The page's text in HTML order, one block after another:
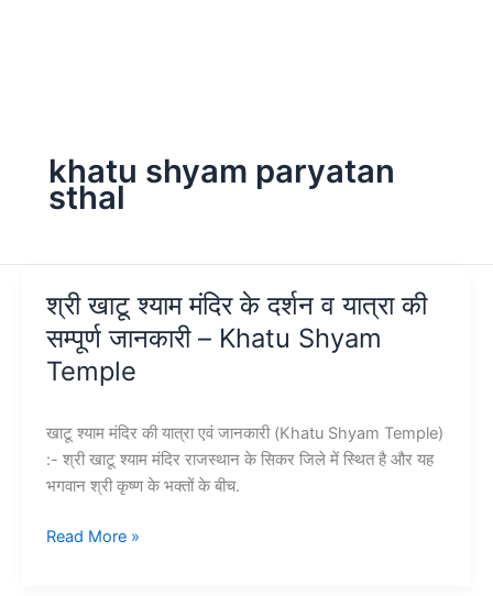
khatu shyam paryatan
sthal
श्री खाटू श्याम मंदिर के दर्शन व यात्रा की
सम्पूर्ण जानकारी – Khatu Shyam
Temple
खाटू श्याम मंदिर की यात्रा एवं जानकारी (Khatu Shyam Temple)
:- श्री खाटू श्याम मंदिर राजस्थान के सिकर जिले में स्थित है और यह
भगवान श्री कृष्ण के भक्तों के बीच.
श्री
Read More »